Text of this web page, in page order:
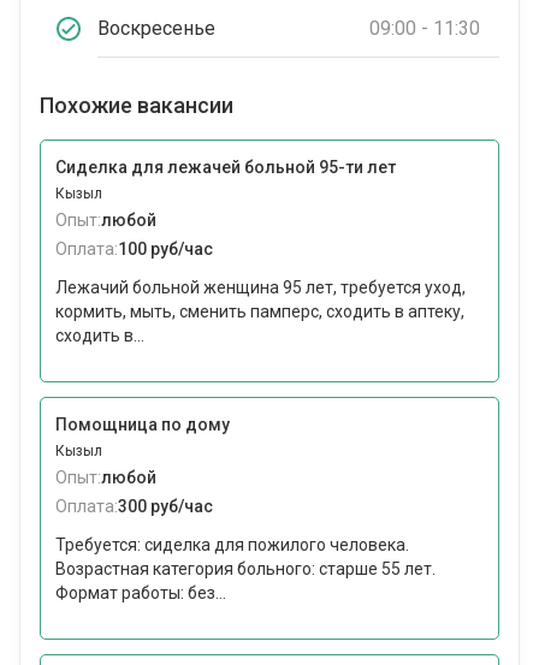
Воскресенье 09:00 - 11:30
Похожие вакансии
Сиделка для лежачей больной 95-ти лет
Кызыл
Опыт:любой
Оплата:100 руб/час
Лежачий больной женщина 95 лет, требуется уход,
кормить, мыть, сменить памперс, сходить в аптеку,
сходить в...
Помощница по дому
Кызыл
Опыт:любой
Оплата:300 руб/час
Требуется: сиделка для пожилого человека.
Возрастная категория больного: cтарше 55 лет.
Формат работы: без...